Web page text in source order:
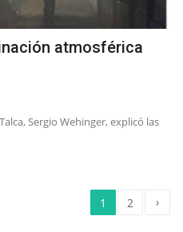
atmosférica
Sergio Wehinger, explicó las
1 2 ›